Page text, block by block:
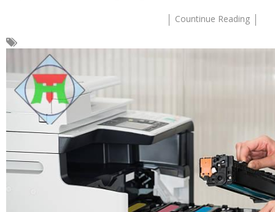
Countinue Reading